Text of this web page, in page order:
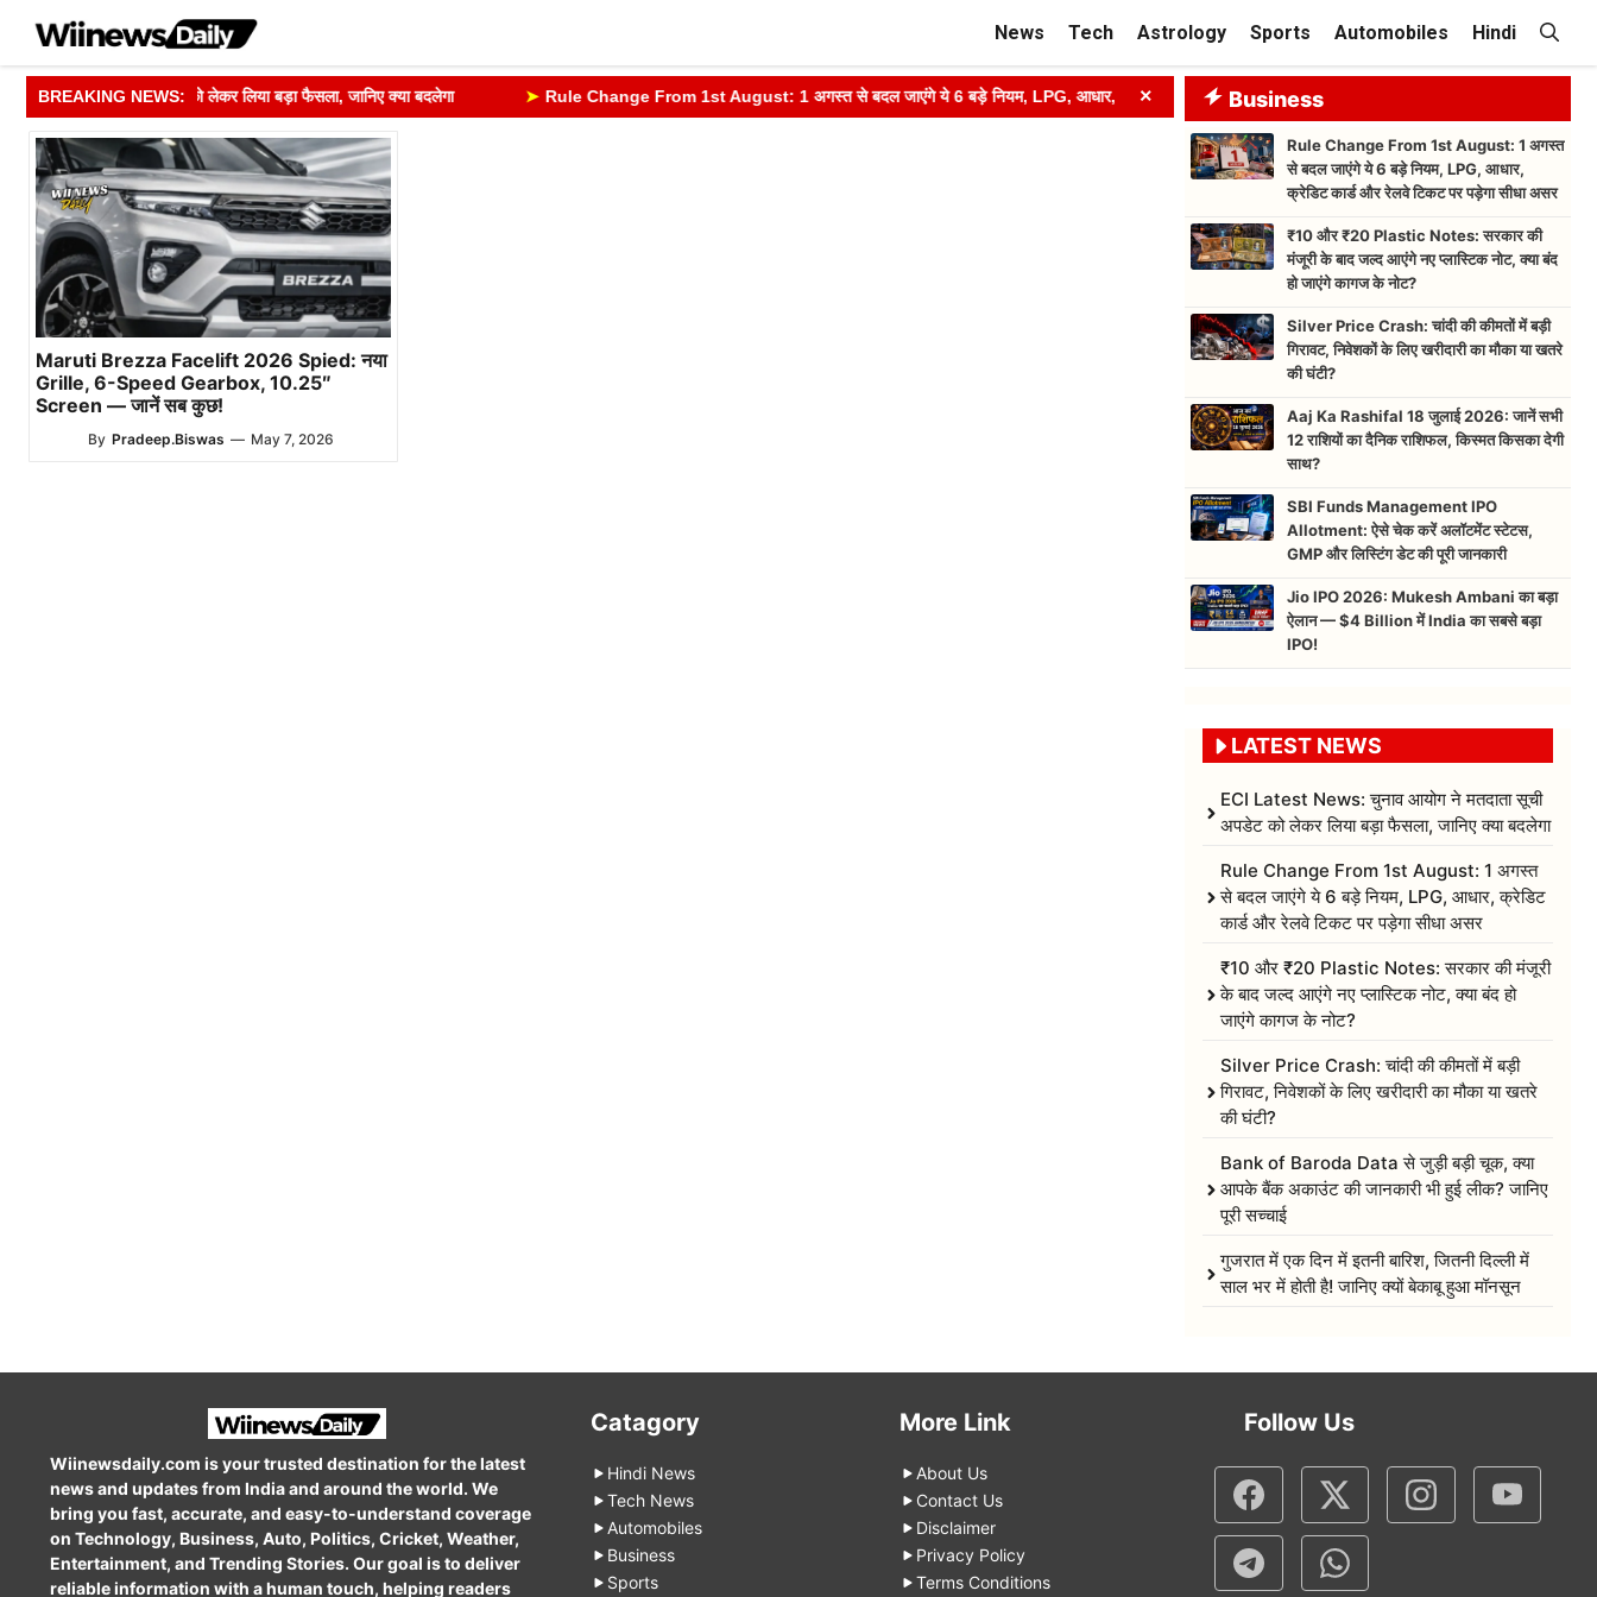
content
News Tech Astrology Sports Automobiles Hindi
BREAKING NEWS:
मतदाता सूची अपडेट को लेकर लिया बड़ा फैसला, जानिए क्या बदलेगा Rule Change From 1st August: 1 अगस्त से बदल जाएंगे ये 6 बड़े नियम, LPG, आधार, क्रेडिट कार्ड और रेलवे टिकट पर पड़ेगा सीधा असर
×
Maruti Brezza Facelift 2026 Spied: नया
Grille, 6-Speed Gearbox, 10.25″
Screen — जानें सब कुछ!
By Pradeep.Biswas — May 7, 2026
Business
Rule Change From 1st August: 1 अगस्त
से बदल जाएंगे ये 6 बड़े नियम, LPG, आधार,
क्रेडिट कार्ड और रेलवे टिकट पर पड़ेगा सीधा असर
₹10 और ₹20 Plastic Notes: सरकार की
मंजूरी के बाद जल्द आएंगे नए प्लास्टिक नोट, क्या बंद
हो जाएंगे कागज के नोट?
Silver Price Crash: चांदी की कीमतों में बड़ी
गिरावट, निवेशकों के लिए खरीदारी का मौका या खतरे
की घंटी?
Aaj Ka Rashifal 18 जुलाई 2026: जानें सभी
12 राशियों का दैनिक राशिफल, किस्मत किसका देगी
साथ?
SBI Funds Management IPO
Allotment: ऐसे चेक करें अलॉटमेंट स्टेटस,
GMP और लिस्टिंग डेट की पूरी जानकारी
Jio IPO 2026: Mukesh Ambani का बड़ा
ऐलान — $4 Billion में India का सबसे बड़ा
IPO!
LATEST NEWS
ECI Latest News: चुनाव आयोग ने मतदाता सूची
अपडेट को लेकर लिया बड़ा फैसला, जानिए क्या बदलेगा
Rule Change From 1st August: 1 अगस्त
से बदल जाएंगे ये 6 बड़े नियम, LPG, आधार, क्रेडिट
कार्ड और रेलवे टिकट पर पड़ेगा सीधा असर
₹10 और ₹20 Plastic Notes: सरकार की मंजूरी
के बाद जल्द आएंगे नए प्लास्टिक नोट, क्या बंद हो
जाएंगे कागज के नोट?
Silver Price Crash: चांदी की कीमतों में बड़ी
गिरावट, निवेशकों के लिए खरीदारी का मौका या खतरे
की घंटी?
Bank of Baroda Data से जुड़ी बड़ी चूक, क्या
आपके बैंक अकाउंट की जानकारी भी हुई लीक? जानिए
पूरी सच्चाई
गुजरात में एक दिन में इतनी बारिश, जितनी दिल्ली में
साल भर में होती है! जानिए क्यों बेकाबू हुआ मॉनसून
Wiinewsdaily.com is your trusted destination for the latest
news and updates from India and around the world. We
bring you fast, accurate, and easy-to-understand coverage
on Technology, Business, Auto, Politics, Cricket, Weather,
Entertainment, and Trending Stories. Our goal is to deliver
reliable information with a human touch, helping readers
Catagory
Hindi News
Tech News
Automobiles
Business
Sports
More Link
About Us
Contact Us
Disclaimer
Privacy Policy
Terms Conditions
Follow Us